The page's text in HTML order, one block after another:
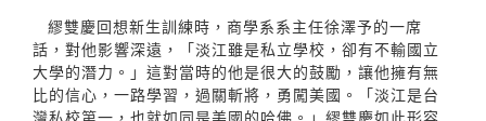
繆雙慶回想新生訓練時，商學系系主任徐澤予的一席
話，對他影響深遠，「淡江雖是私立學校，卻有不輸國立
大學的潛力。」這對當時的他是很大的鼓勵，讓他擁有無
比的信心，一路學習，過關斬將，勇闖美國。「淡江是台